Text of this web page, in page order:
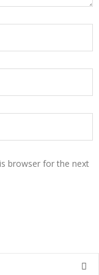
browser for the next